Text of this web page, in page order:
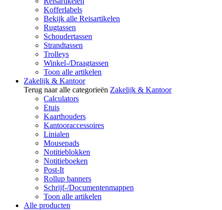
Kofferlabels
Bekijk alle Reisartikelen
Rugtassen
Schoudertassen
Strandtassen
Trolleys
Winkel-/Draagtassen
Toon alle artikelen
Zakelijk & Kantoor
Terug naar alle categorieën Zakelijk & Kantoor
Calculators
Etuis
Kaarthouders
Kantooraccessoires
Linialen
Mousepads
Notitieblokken
Notitieboeken
Post-It
Rollup banners
Schrijf-/Documentenmappen
Toon alle artikelen
Alle producten